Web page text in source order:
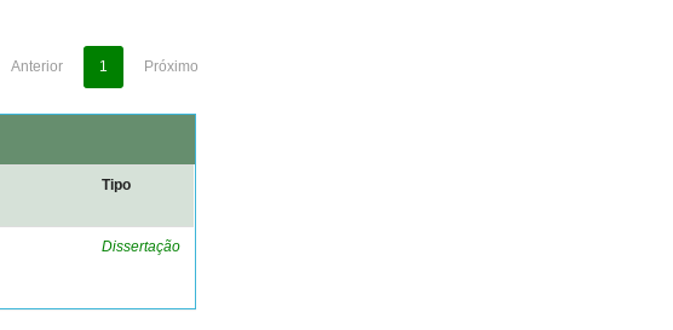
Anterior 1 Próximo
Tipo
Dissertação